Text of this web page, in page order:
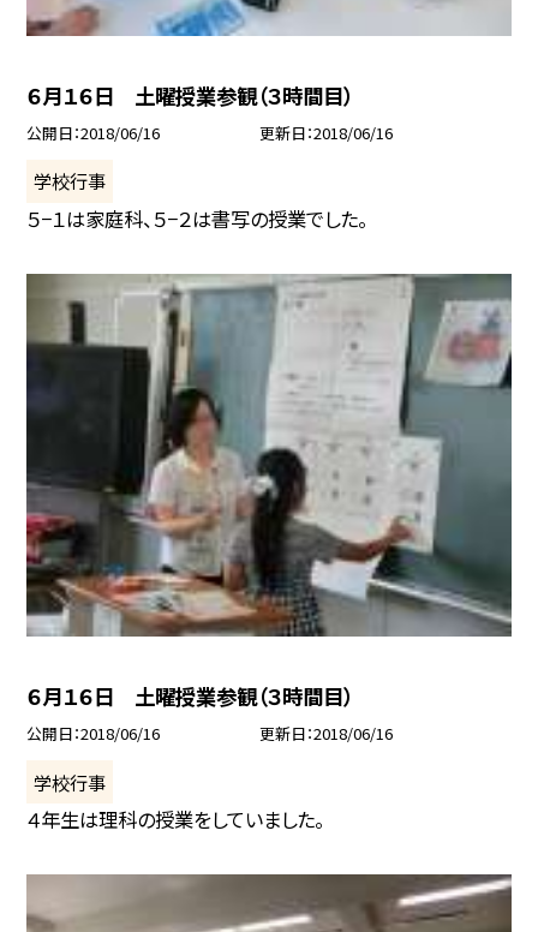
６月１６日 土曜授業参観（３時間目）
公開日 2018/06/16 更新日 2018/06/16
学校行事
５−１は家庭科、５−２は書写の授業でした。
６月１６日 土曜授業参観（３時間目）
公開日 2018/06/16 更新日 2018/06/16
学校行事
４年生は理科の授業をしていました。